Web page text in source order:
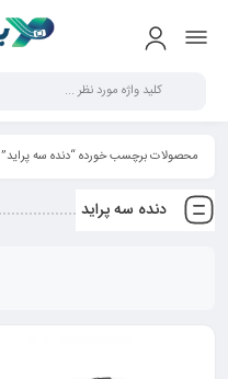
محصولات برچسب خورده “دنده سه پراید”
دنده سه پراید